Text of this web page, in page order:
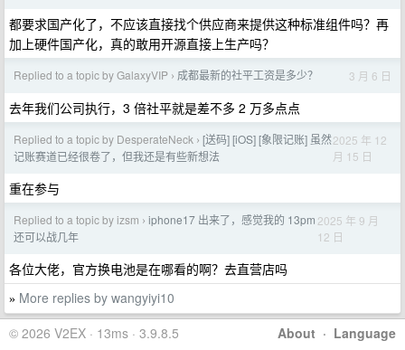
都要求国产化了，不应该直接找个供应商来提供这种标准组件吗？再
加上硬件国产化，真的敢用开源直接上生产吗？
Replied to a topic by GalaxyVIP › 成都最新的社平工资是多少？ 3 月 6 日
去年我们公司执行，3 倍社平就是差不多 2 万多点点
Replied to a topic by DesperateNeck › [送码] [iOS] [象限记账] 虽然
记账赛道已经很卷了，但我还是有些新想法
2025 年 12
月 15 日
重在参与
Replied to a topic by izsm › iphone17 出来了，感觉我的 13pm
还可以战几年
2025 年 9 月
12 日
各位大佬，官方换电池是在哪看的啊？去直营店吗
» More replies by wangyiyi10
About · Language
© 2026 V2EX · 13ms · 3.9.8.5